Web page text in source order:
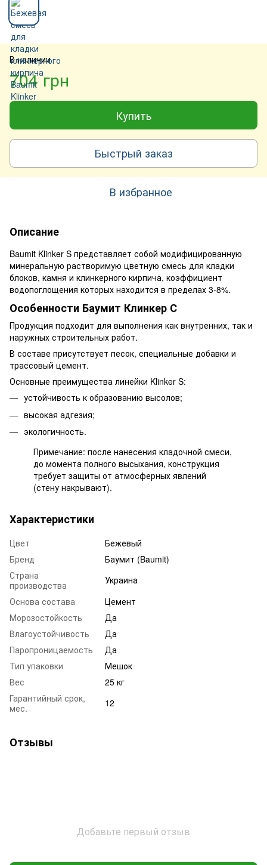
В наличии
704 грн
Купить
Быстрый заказ
В избранное
Описание
Baumit Klinker S представляет собой модифицированную
минеральную растворимую цветную смесь для кладки
блоков, камня и клинкерного кирпича, коэффициент
водопоглощения которых находится в пределах 3-8%.
Особенности Баумит Клинкер С
Продукция подходит для выполнения как внутренних, так и
наружных строительных работ.
В составе присутствует песок, специальные добавки и
трассовый цемент.
Основные преимущества линейки Klinker S:
устойчивость к образованию высолов;
высокая адгезия;
экологичность.
Примечание: после нанесения кладочной смеси,
до момента полного высыхания, конструкция
требует защиты от атмосферных явлений
(стену накрывают).
Характеристики
Цвет
Бежевый
Бренд
Баумит (Baumit)
Страна
производства
Украина
Основа состава
Цемент
Морозостойкость
Да
Влагоустойчивость
Да
Паропроницаемость
Да
Тип упаковки
Мешок
Вес
25 кг
Гарантийный срок,
мес.
12
Отзывы
Добавьте первый отзыв